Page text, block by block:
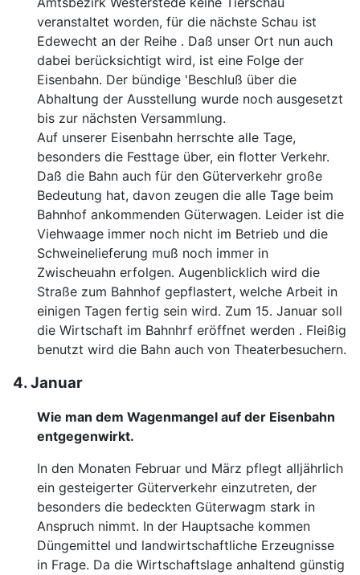
veranstaltet worden, für die nächste Schau ist
Edewecht an der Reihe . Daß unser Ort nun auch
dabei berücksichtigt wird, ist eine Folge der
Eisenbahn. Der bündige 'Beschluß über die
Abhaltung der Ausstellung wurde noch ausgesetzt
bis zur nächsten Versammlung.
Auf unserer Eisenbahn herrschte alle Tage,
besonders die Festtage über, ein flotter Verkehr.
Daß die Bahn auch für den Güterverkehr große
Bedeutung hat, davon zeugen die alle Tage beim
Bahnhof ankommenden Güterwagen. Leider ist die
Viehwaage immer noch nicht im Betrieb und die
Schweinelieferung muß noch immer in
Zwischeuahn erfolgen. Augenblicklich wird die
Straße zum Bahnhof gepflastert, welche Arbeit in
einigen Tagen fertig sein wird. Zum 15. Januar soll
die Wirtschaft im Bahnhrf eröffnet werden . Fleißig
benutzt wird die Bahn auch von Theaterbesuchern.
4. Januar
Wie man dem Wagenmangel auf der Eisenbahn
entgegenwirkt.
In den Monaten Februar und März pflegt alljährlich
ein gesteigerter Güterverkehr einzutreten, der
besonders die bedeckten Güterwagm stark in
Anspruch nimmt. In der Hauptsache kommen
Düngemittel und landwirtschaftliche Erzeugnisse
in Frage. Da die Wirtschaftslage anhaltend günstig